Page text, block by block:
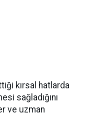
kırsal hatlarda
sağladığını
ve uzman